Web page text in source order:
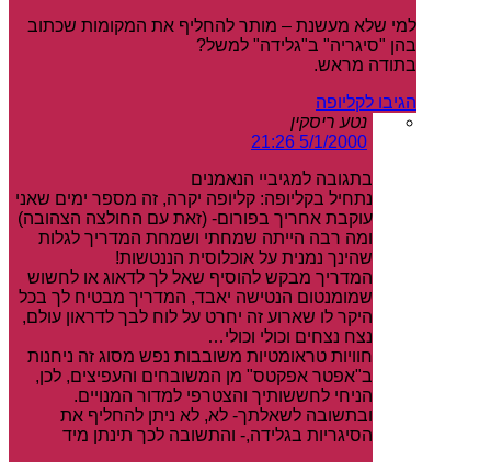
למי שלא מעשנת – מותר להחליף את המקומות שכתוב
בהן "סיגריה" ב"גלידה" למשל?
בתודה מראש.
הגיבו לקליופה
נטע ריסקין
5/1/2000 21:26
בתגובה למגיביי הנאמנים
נתחיל בקליופה: קליופה יקרה, זה מספר ימים שאני
עוקבת אחריך בפורום- (זאת עם החולצה הצהובה)
ומה רבה הייתה שמחתי ושמחת המדריך לגלות
שהינך נמנית על אוכלוסית הננטשות!
המדריך מבקש להוסיף שאל לך לדאוג או לחשוש
שמומנטום הנטישה יאבד, המדריך מבטיח לך בכל
היקר לו שארוע זה יחרט על לוח לבך לדראון עולם,
נצח נצחים וכולי וכולי…
חוויות טראומטיות משובבות נפש מסוג זה ניחנות
ב"אפטר אפקטס" מן המשובחים והעפיצים, לכן,
הניחי לחששותיך והצטרפי למדור המנויים.
ובתשובה לשאלתך- לא, לא ניתן להחליף את
הסיגריות בגלידה,- והתשובה לכך תינתן מיד